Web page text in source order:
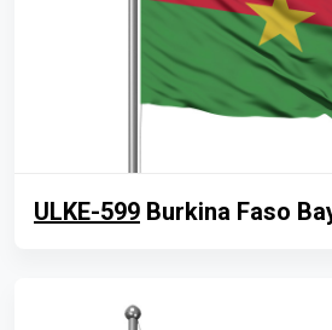
ULKE-599 Burkina Faso